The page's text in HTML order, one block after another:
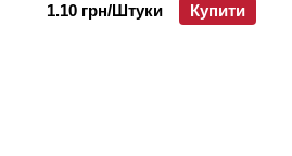
1.10 грн/Штуки
Купити